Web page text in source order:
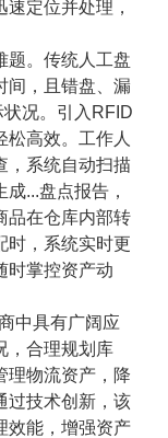
定位并处理，
题。传统人工盘
间，且错盘、漏
况。引入 RFID
松高效。工作人
，系统自动扫描
...盘点报告，
品在仓库内部转
时，系统实时更
时掌控资产动
中具有广阔应
，合理规划库
理物流资产，降
过技术创新，该
效能，增强资产